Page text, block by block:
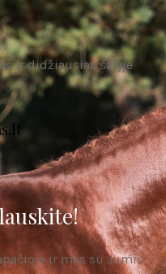
ir didžiausias šalyje
ir mes su Jumis